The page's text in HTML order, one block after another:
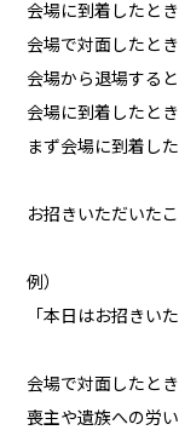
会場に到着したとき
会場で対面したとき
会場から退場する
会場に到着したとき
まず会場に到着し
お招きいただいた
例）
「本日はお招きい
会場で対面したとき
喪主や遺族への労